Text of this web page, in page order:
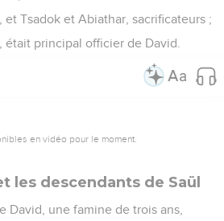
et Tsadok et Abiathar, sacrificateurs ;
était principal officier de David.
en vidéo pour le moment.
les descendants de Saül
David, une famine de trois ans,